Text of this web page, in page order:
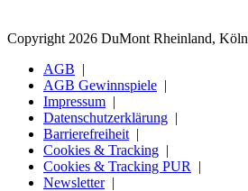
Copyright 2026 DuMont Rheinland, Köln
AGB
AGB Gewinnspiele
Impressum
Datenschutzerklärung
Barrierefreiheit
Cookies & Tracking
Cookies & Tracking PUR
Newsletter